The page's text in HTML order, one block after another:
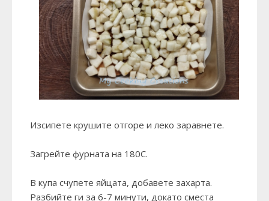
Изсипете крушите отгоре и леко заравнете.
Загрейте фурната на 180С.
В купа счупете яйцата, добавете захарта.
Разбийте ги за 6-7 минути, докато сместа